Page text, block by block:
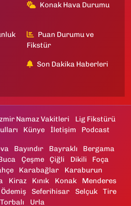
Konak Hava Durumu
Puan Durumu ve
Fikstür
Son Dakika Haberleri
Namaz Vakitleri
Lig Fikstürü
Künye İletişim Podcast
Bayındır Bayraklı
Bergama
Çeşme Çiğli Dikili
Foça
Karabağlar
Karaburun
Kiraz Kınık Konak
Menderes
Ödemiş Seferihisar Selçuk
Tire
Torbalı
Urla